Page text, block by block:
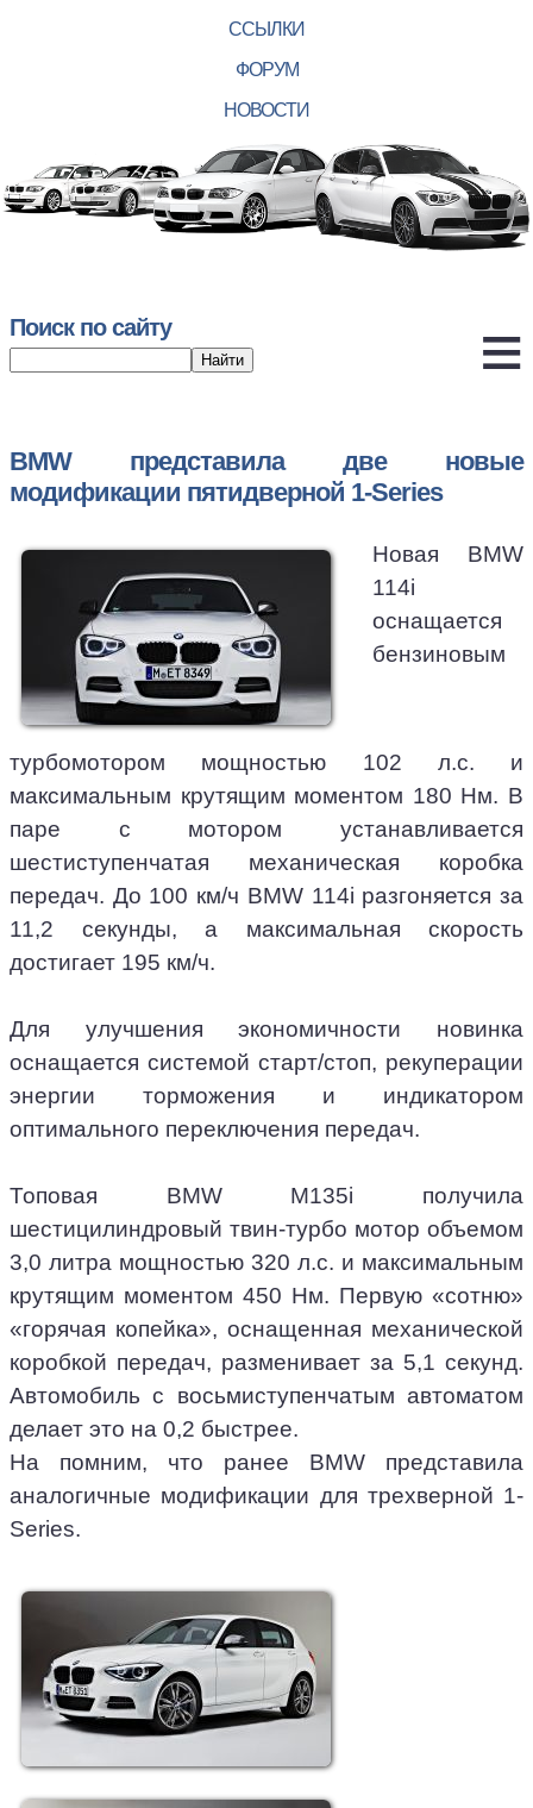
ССЫЛКИ
ФОРУМ
НОВОСТИ
Поиск по сайту
BMW представила две новые
модификации пятидверной 1-Series
Новая BMW
114i
оснащается
бензиновым
турбомотором мощностью 102 л.с. и
максимальным крутящим моментом 180 Нм. В
паре с мотором устанавливается
шестиступенчатая механическая коробка
передач. До 100 км/ч BMW 114i разгоняется за
11,2 секунды, а максимальная скорость
достигает 195 км/ч.
Для улучшения экономичности новинка
оснащается системой старт/стоп, рекуперации
энергии торможения и индикатором
оптимального переключения передач.
Топовая BMW M135i получила
шестицилиндровый твин-турбо мотор объемом
3,0 литра мощностью 320 л.с. и максимальным
крутящим моментом 450 Нм. Первую «сотню»
«горячая копейка», оснащенная механической
коробкой передач, разменивает за 5,1 секунд.
Автомобиль с восьмиступенчатым автоматом
делает это на 0,2 быстрее.
На помним, что ранее BMW представила
аналогичные модификации для трехверной 1-
Series.